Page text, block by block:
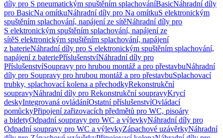
díly pro S pneumatickým spuštěním splachováníBasicNáhradní díly
pro BasicNa omítkuNáhradní díly pro Na omítkuS elektronickým
spuštěním splachování, napájení ze sítěNáhradní díly pro
S elektronickým spuštěním splachování, napájení ze
sítěS elektronickým spuštěním splachování, napájení
z baterieNáhradní díly pro S elektronickým spuštěním splachování,
napájení z bateriePříslušenstvíNáhradní díly pro
PříslušenstvíSoupravy pro hrubou montáž a pro přestavbuNáhradní
díly pro Soupravy pro hrubou montáž a pro přestavbuSplachovací
trubky, splachovací kolena a přechodkyRekonstrukční
soupravyNáhradní díly pro Rekonstrukční soupravyKrycí
deskyIntegrovaná ovládáníOstatní příslušenstvíOvládací
pomůckyPřipojení zařizovacích předmětů pro WC, pisoáry
a bidetyOdpadní soupravy pro WC a výlevkyNáhradní díly pro
Odpadní soupravy pro WC a výlevkyZápachové uzávěrkyNáhradní